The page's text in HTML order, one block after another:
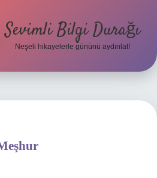
Sevimli Bilgi Durağı
Neşeli hikayelerle gününü aydınlat!